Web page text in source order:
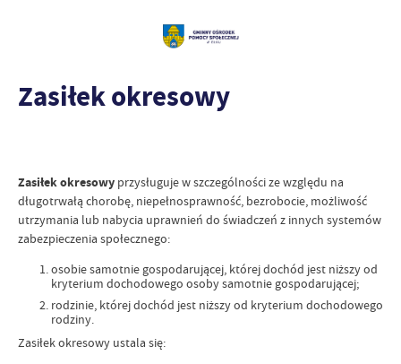
Zasiłek okresowy
Zasiłek okresowy przysługuje w szczególności ze względu na
długotrwałą chorobę, niepełnosprawność, bezrobocie, możliwość
utrzymania lub nabycia uprawnień do świadczeń z innych systemów
zabezpieczenia społecznego:
osobie samotnie gospodarującej, której dochód jest niższy od
kryterium dochodowego osoby samotnie gospodarującej;
rodzinie, której dochód jest niższy od kryterium dochodowego
rodziny.
Zasiłek okresowy ustala się: